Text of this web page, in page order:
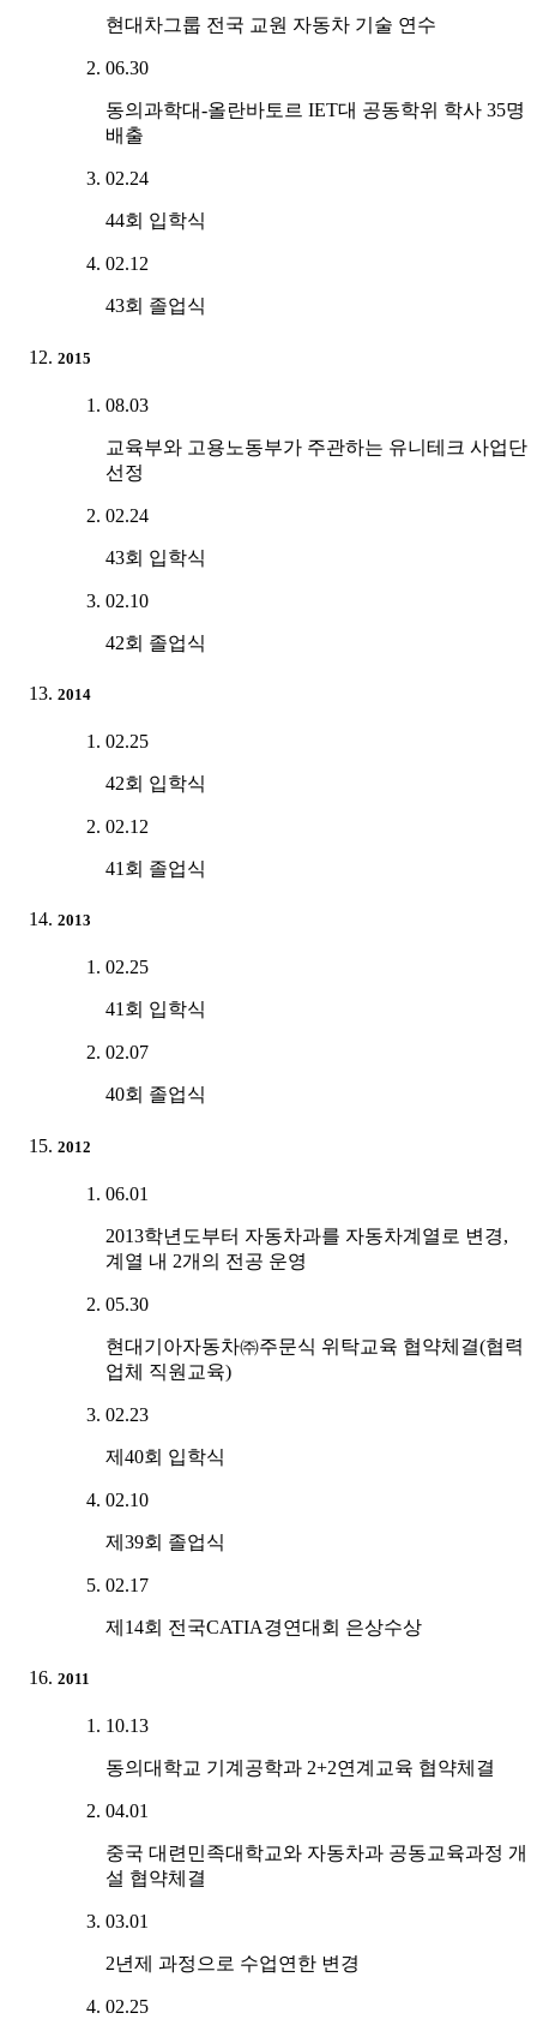
현대차그룹 전국 교원 자동차 기술 연수
06.30
동의과학대-올란바토르 IET대 공동학위 학사 35명
배출
02.24
44회 입학식
02.12
43회 졸업식
2015
08.03
교육부와 고용노동부가 주관하는 유니테크 사업단
선정
02.24
43회 입학식
02.10
42회 졸업식
2014
02.25
42회 입학식
02.12
41회 졸업식
2013
02.25
41회 입학식
02.07
40회 졸업식
2012
06.01
2013학년도부터 자동차과를 자동차계열로 변경,
계열 내 2개의 전공 운영
05.30
현대기아자동차㈜주문식 위탁교육 협약체결(협력
업체 직원교육)
02.23
제40회 입학식
02.10
제39회 졸업식
02.17
제14회 전국CATIA경연대회 은상수상
2011
10.13
동의대학교 기계공학과 2+2연계교육 협약체결
04.01
중국 대련민족대학교와 자동차과 공동교육과정 개
설 협약체결
03.01
2년제 과정으로 수업연한 변경
02.25